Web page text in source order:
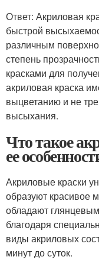
Ответ: Акриловая
быстрой
различным
степень
красками для
акриловая краска
выцветанию и не
высыхания.
Что такое
ее
Акриловые краски
образуют красивое
обладают
благодаря
виды акриловых
минут до суток.